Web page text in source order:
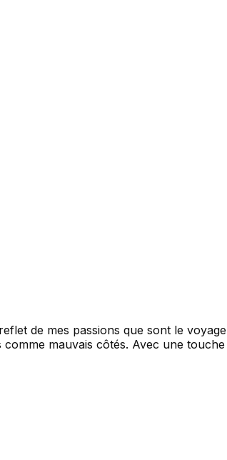
de mes passions que sont le
comme mauvais côtés. Avec une